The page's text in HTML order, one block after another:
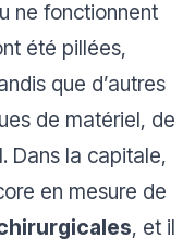
ne fonctionnent
été pillées,
que d’autres
de matériel, de
Dans la capitale,
en mesure de
, et il